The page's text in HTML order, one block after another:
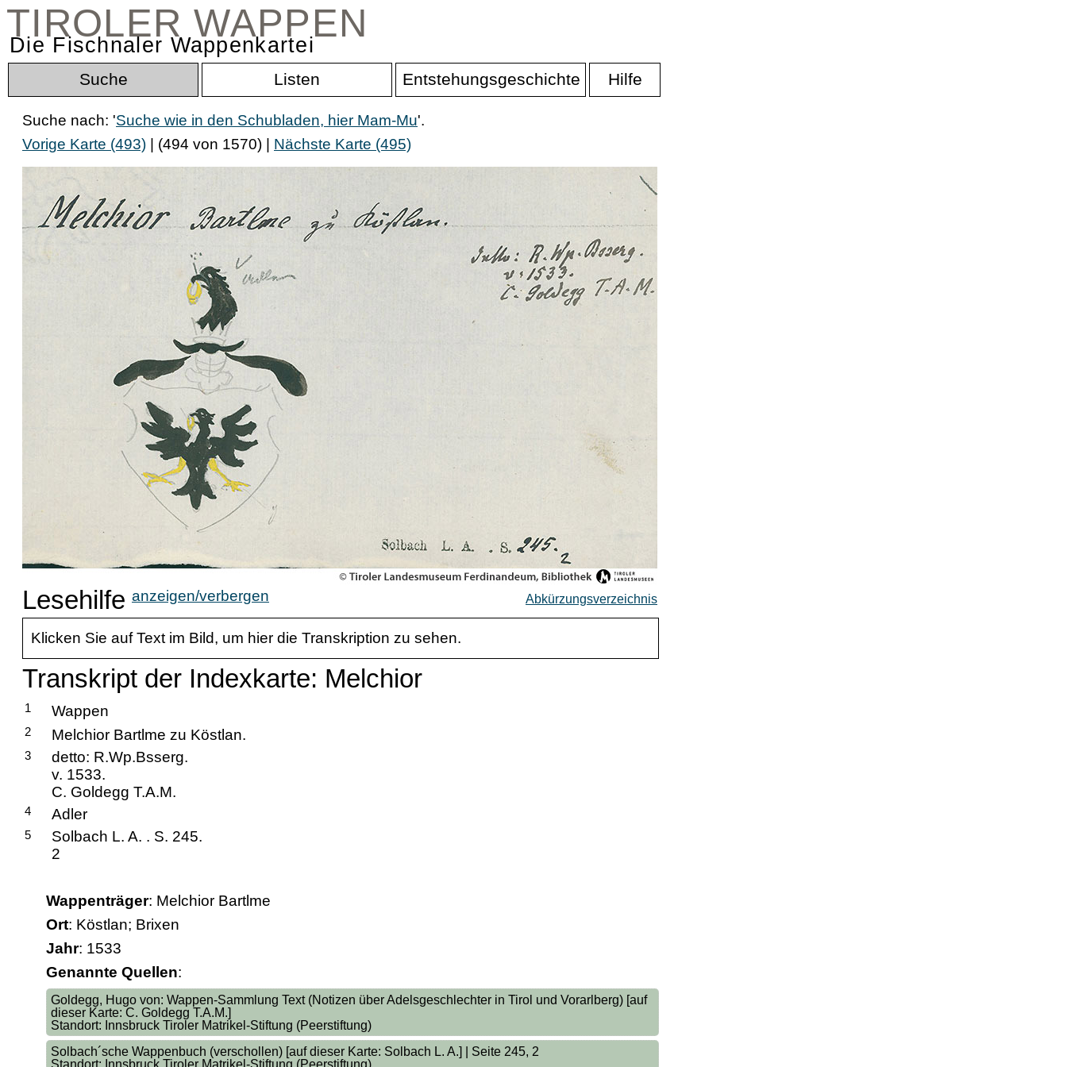
TIROLER WAPPEN
Die Fischnaler Wappenkartei
Suche Listen Entstehungsgeschichte Hilfe
Suche nach: 'Suche wie in den Schubladen, hier Mam-Mu'.
Vorige Karte (493) | (494 von 1570) | Nächste Karte (495)
Lesehilfe anzeigen/verbergen Abkürzungsverzeichnis
Klicken Sie auf Text im Bild, um hier die Transkription zu sehen.
Transkript der Indexkarte: Melchior
1 Wappen
2 Melchior Bartlme zu Köstlan.
3
detto: R.Wp.Bsserg.
v. 1533.
C. Goldegg T.A.M.
4 Adler
5
Solbach L. A. . S. 245.
2
Wappenträger: Melchior Bartlme
Ort: Köstlan; Brixen
Jahr: 1533
Genannte Quellen:
Goldegg, Hugo von: Wappen-Sammlung Text (Notizen über Adelsgeschlechter in Tirol und Vorarlberg) [auf
dieser Karte: C. Goldegg T.A.M.]
Standort: Innsbruck Tiroler Matrikel-Stiftung (Peerstiftung)
Solbach´sche Wappenbuch (verschollen) [auf dieser Karte: Solbach L. A.] | Seite 245, 2
Standort: Innsbruck Tiroler Matrikel-Stiftung (Peerstiftung)